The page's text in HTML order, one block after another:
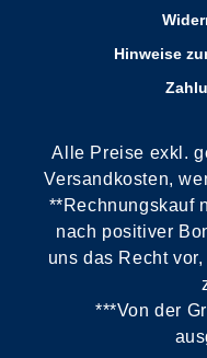
Hinweise
Alle Preise exkl.
Versandkosten,
**Rechnungskauf
nach positiver
uns das Recht
***Von der